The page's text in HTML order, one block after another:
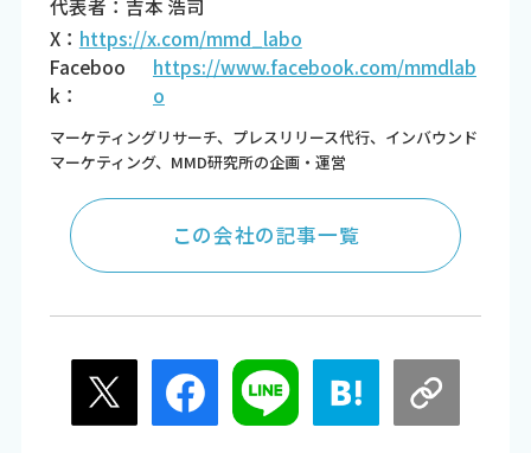
代表者：吉本 浩司
X： https://x.com/mmd_labo
Faceboo
k：
https://www.facebook.com/mmdlab
o
マーケティングリサーチ、プレスリリース代行、インバウンド
マーケティング、MMD研究所の企画・運営
この会社の記事一覧